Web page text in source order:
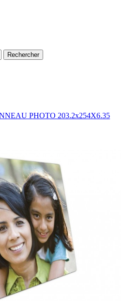
Rechercher
PHOTO 203.2x254X6.35